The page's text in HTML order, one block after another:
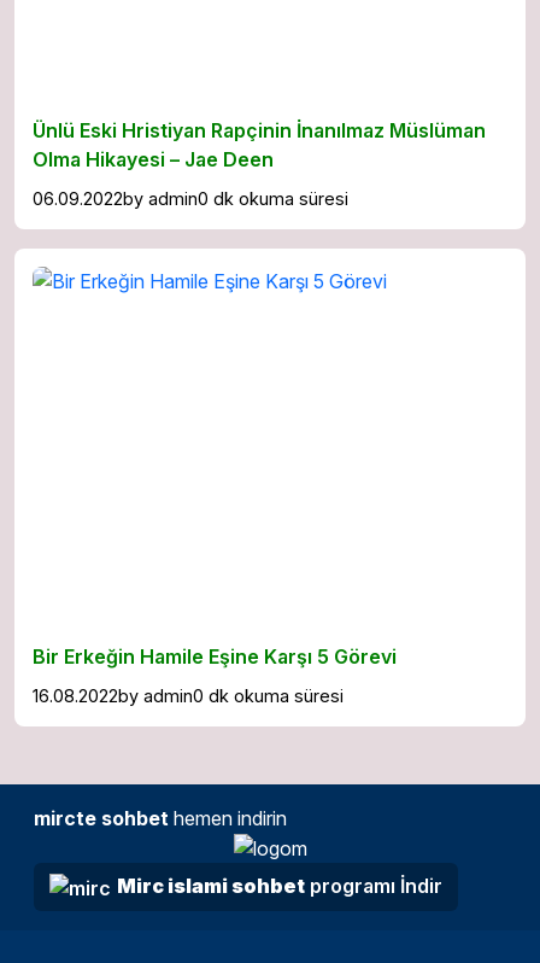
Ünlü Eski Hristiyan Rapçinin İnanılmaz Müslüman
Olma Hikayesi – Jae Deen
06.09.2022by admin0 dk okuma süresi
Bir Erkeğin Hamile Eşine Karşı 5 Görevi
16.08.2022by admin0 dk okuma süresi
mircte sohbet hemen indirin
Mirc islami sohbet programı İndir